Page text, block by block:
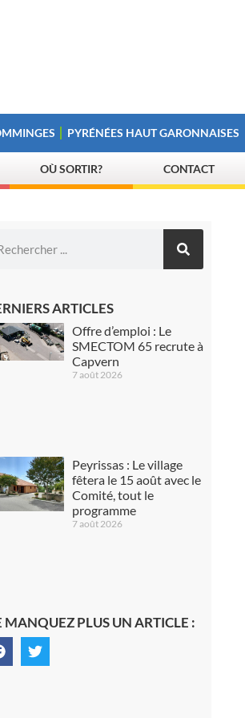
PYRÉNÉES HAUT GARONNAISES
OÙ SORTIR? CONTACT
ARTICLES
Offre d’emploi : Le
SMECTOM 65 recrute à
Capvern
7 août 2026
Peyrissas : Le village
fêtera le 15 août avec le
Comité, tout le
programme
7 août 2026
MANQUEZ PLUS UN ARTICLE :